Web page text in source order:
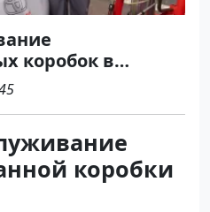
коробок в
коробки